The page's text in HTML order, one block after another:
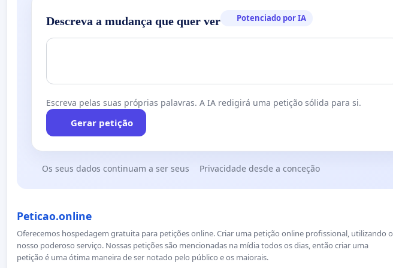
Descreva a mudança que quer ver Potenciado por IA
Escreva pelas suas próprias palavras. A IA redigirá uma petição sólida para si.
Gerar petição
Os seus dados continuam a ser seus Privacidade desde a conceção
Peticao.online
Oferecemos hospedagem gratuita para petições online. Criar uma petição online profissional, utilizando o
nosso poderoso serviço. Nossas petições são mencionadas na mídia todos os dias, então criar uma
petição é uma ótima maneira de ser notado pelo público e os maiorais.